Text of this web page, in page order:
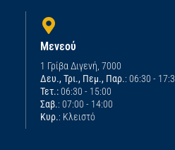
Μενεού
1 Γρίβα Διγενή, 7000
Δευ., Τρι., Πεμ., Παρ.: 06:30 -
Τετ.:06:30 - 15:00
Σαβ.: 07:00 - 14:00
Κυρ.: Κλειστό